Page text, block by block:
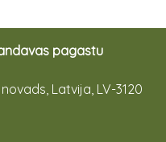
pagastu
Latvija, LV-3120